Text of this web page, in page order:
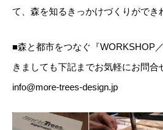
て、森を知るきっかけづくりができ
■森と都市をつなぐ『WORKSHOP
きましても下記までお気軽にお問合
info@more-trees-design.jp